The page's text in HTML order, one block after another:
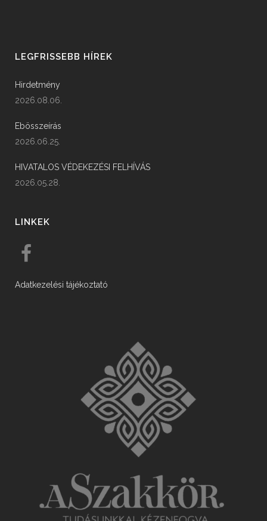
LEGFRISSEBB HÍREK
Hirdetmény
2026.08.06.
Ebösszeírás
2026.06.25.
HIVATALOS VÉDEKEZÉSI FELHÍVÁS
2026.05.28.
LINKEK
Adatkezelési tájékoztató